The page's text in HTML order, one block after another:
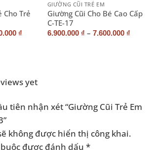
Cho Trẻ
₫
GIƯỜNG CŨI TRẺ EM
Giường Cũi Cho Bé Cao Cấp
C-TE-17
6.900.000 ₫ – 7.600.000 ₫
yet
tiên nhận xét “Giường Cũi Trẻ Em
không được hiển thị công khai.
được đánh dấu *